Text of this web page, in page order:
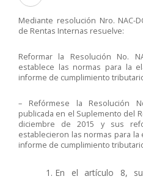
Mediante resolución Nro. NAC-
de Rentas Internas resuelve:
Reformar la Resolución No.
establece las normas para la
informe de cumplimiento
– Refórmese la Resolución No.
publicada en el Suplemento del
diciembre de 2015 y sus
establecieron las normas para
informe de cumplimiento
En el artículo 8,